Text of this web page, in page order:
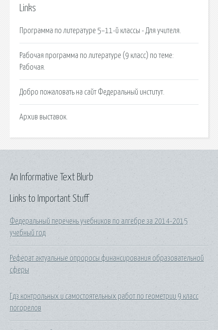
Links
Программа по литературе 5–11-й классы - Для учителя.
Рабочая программа по литературе (9 класс) по теме:
Рабочая.
Добро пожаловать на сайт Федеральный институт.
Архив выставок.
Links to Important Stuff
Федеральный перечень учебников по алгебре за 2014-2015
учебный год
Реферат актуальные опроросы финансирования образовательной
сферы
Гдз контрольных и самостоятельных работ по геометрии 9 класс
погорелов
An Informative Text Blurb